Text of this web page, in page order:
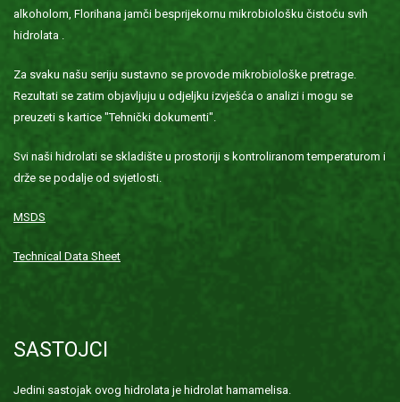
alkoholom, Florihana jamči besprijekornu mikrobiološku čistoću svih
hidrolata .
Za svaku našu seriju sustavno se provode mikrobiološke pretrage.
Rezultati se zatim objavljuju u odjeljku izvješća o analizi i mogu se
preuzeti s kartice "Tehnički dokumenti".
Svi naši hidrolati se skladište u prostoriji s kontroliranom temperaturom i
drže se podalje od svjetlosti.
MSDS
Technical Data Sheet
SASTOJCI
Jedini sastojak ovog hidrolata je hidrolat hamamelisa.